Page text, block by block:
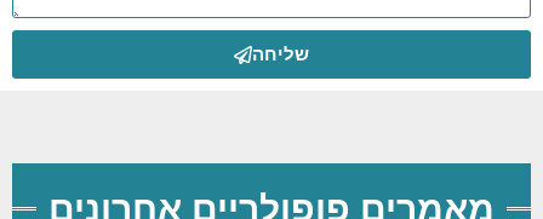
שליחה
מאמרים פופולריים אחרונים